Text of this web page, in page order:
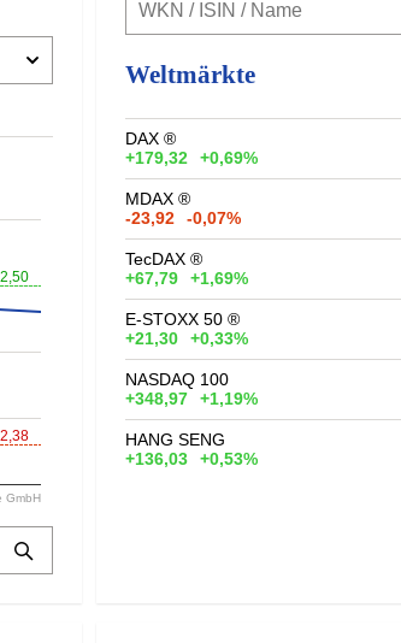
GmbH
Weltmärkte
DAX ®
+179,32
+0,69%
MDAX ®
-23,92
-0,07%
TecDAX ®
+67,79
+1,69%
E-STOXX 50 ®
+21,30
+0,33%
NASDAQ 100
+348,97
+1,19%
HANG SENG
+136,03
+0,53%